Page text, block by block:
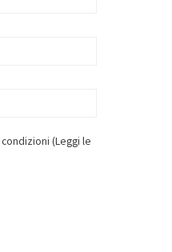
(Leggi le